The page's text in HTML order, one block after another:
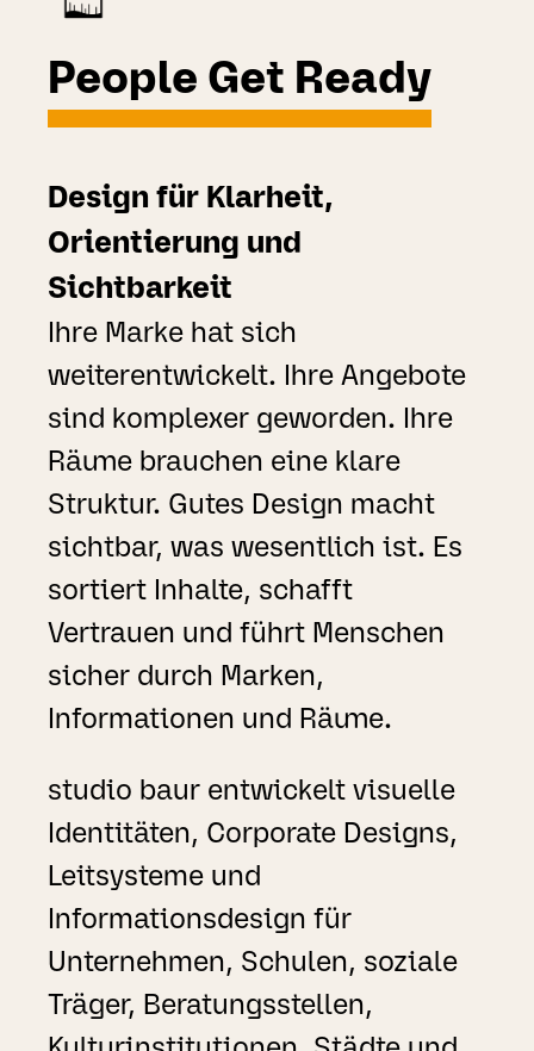
People Get Ready
Design für Klarheit,
Orientierung und
Sichtbarkeit
Ihre Marke hat sich
weiterentwickelt. Ihre Angebote
sind komplexer geworden. Ihre
Räume brauchen eine klare
Struktur. Gutes Design macht
sichtbar, was wesentlich ist. Es
sortiert Inhalte, schafft
Vertrauen und führt Menschen
sicher durch Marken,
Informationen und Räume.
studio baur entwickelt visuelle
Identitäten, Corporate Designs,
Leitsysteme und
Informationsdesign für
Unternehmen, Schulen, soziale
Träger, Beratungsstellen,